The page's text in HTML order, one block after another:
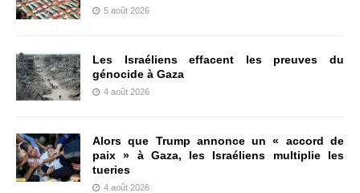
5 août 2026
Les Israéliens effacent les preuves du
génocide à Gaza
4 août 2026
Alors que Trump annonce un « accord de
paix » à Gaza, les Israéliens multiplie les
tueries
4 août 2026